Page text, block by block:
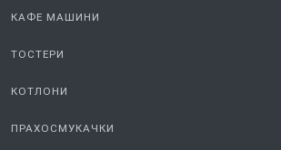
КАФЕ МАШИНИ
ТОСТЕРИ
КОТЛОНИ
ПРАХОСМУКАЧКИ